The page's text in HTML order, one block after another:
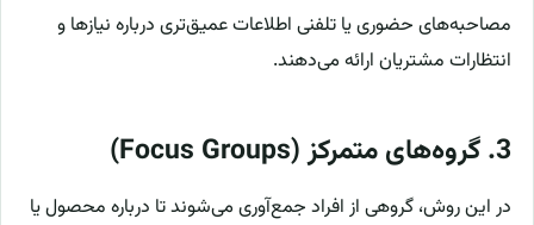
مصاحبه‌های حضوری یا تلفنی اطلاعات عمیق‌تری درباره نیازها و
انتظارات مشتریان ارائه می‌دهند.
3. گروه‌های متمرکز (Focus Groups)
در این روش، گروهی از افراد جمع‌آوری می‌شوند تا درباره محصول یا